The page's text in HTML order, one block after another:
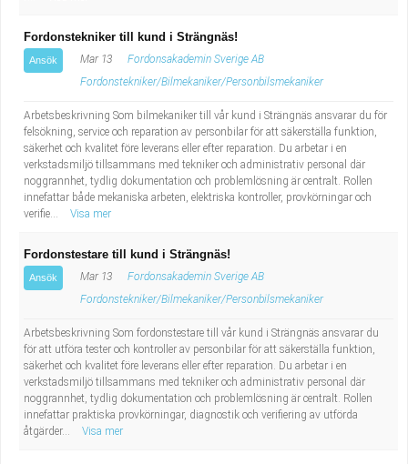
Fordonstekniker till kund i Strängnäs!
Ansök Mar 13
Fordonsakademin Sverige AB
Fordonstekniker/Bilmekaniker/Personbilsmekaniker
Arbetsbeskrivning Som bilmekaniker till vår kund i Strängnäs ansvarar du för
felsökning, service och reparation av personbilar för att säkerställa funktion,
säkerhet och kvalitet före leverans eller efter reparation. Du arbetar i en
verkstadsmiljö tillsammans med tekniker och administrativ personal där
noggrannhet, tydlig dokumentation och problemlösning är centralt. Rollen
innefattar både mekaniska arbeten, elektriska kontroller, provkörningar och
verifie...
Visa mer
Fordonstestare till kund i Strängnäs!
Ansök Mar 13
Fordonsakademin Sverige AB
Fordonstekniker/Bilmekaniker/Personbilsmekaniker
Arbetsbeskrivning Som fordonstestare till vår kund i Strängnäs ansvarar du
för att utföra tester och kontroller av personbilar för att säkerställa funktion,
säkerhet och kvalitet före leverans eller efter reparation. Du arbetar i en
verkstadsmiljö tillsammans med tekniker och administrativ personal där
noggrannhet, tydlig dokumentation och problemlösning är centralt. Rollen
innefattar praktiska provkörningar, diagnostik och verifiering av utförda
åtgärder...
Visa mer